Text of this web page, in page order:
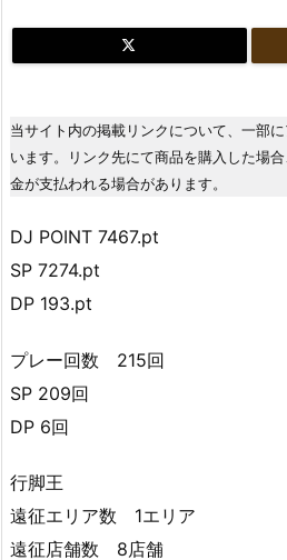
当サイト内の掲載リンクについて、一部
います。リンク先にて商品を購入した場
金が支払われる場合があります。
DJ POINT 7467.pt
SP 7274.pt
DP 193.pt
プレー回数 215回
SP 209回
DP 6回
行脚王
遠征エリア数 1エリア
遠征店舗数 8店舗